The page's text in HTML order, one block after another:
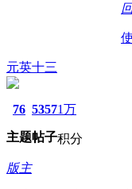
元英十三
76
主题
5357
帖子
1万
积分
版主